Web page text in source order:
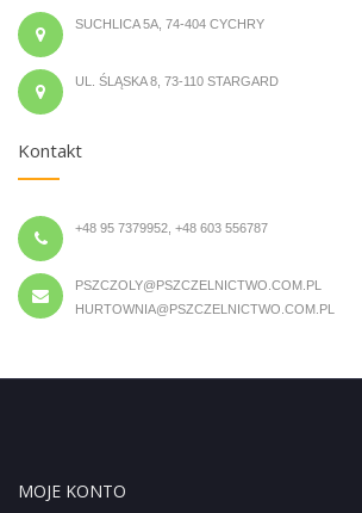
SUCHLICA 5A, 74-404 CYCHRY
UL. ŚLĄSKA 8, 73-110 STARGARD
Kontakt
+48 95 7379952, +48 603 556787
PSZCZOLY@PSZCZELNICTWO.COM.PL
HURTOWNIA@PSZCZELNICTWO.COM.PL
MOJE KONTO